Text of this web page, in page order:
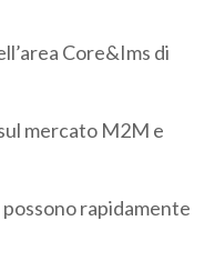
Core&Ims di
mercato M2M e
rapidamente